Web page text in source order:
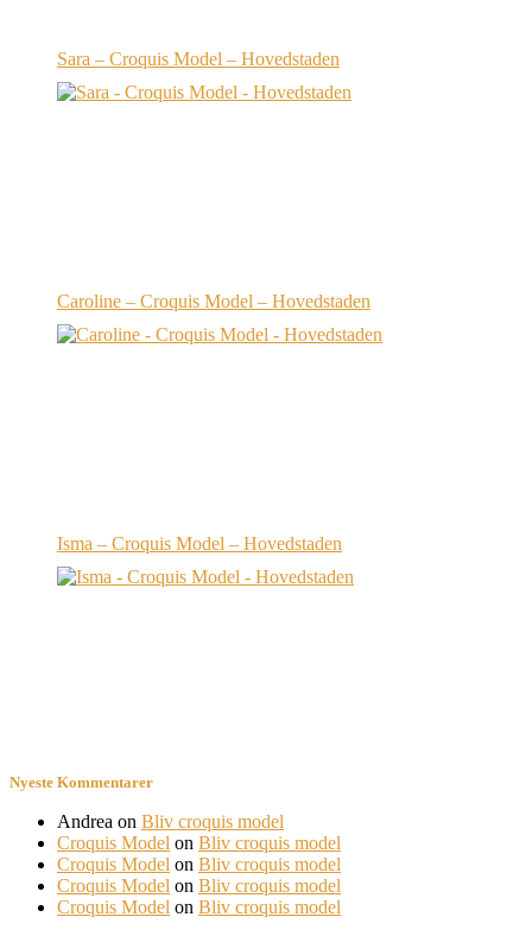
Sara – Croquis Model – Hovedstaden
Caroline – Croquis Model – Hovedstaden
Isma – Croquis Model – Hovedstaden
Nyeste Kommentarer
Andrea on Bliv croquis model
Croquis Model on Bliv croquis model
Croquis Model on Bliv croquis model
Croquis Model on Bliv croquis model
Croquis Model on Bliv croquis model